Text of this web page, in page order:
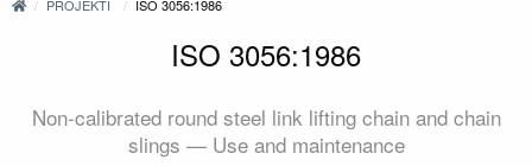
PROJEKTI ISO 3056:1986
ISO 3056:1986
Non-calibrated round steel link lifting chain and chain
slings — Use and maintenance